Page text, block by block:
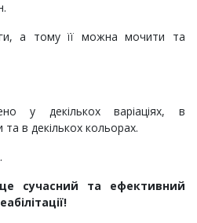
а тому її можна мочити та
у декількох варіаціях, в
в декількох кольорах.
це сучасний та ефективний